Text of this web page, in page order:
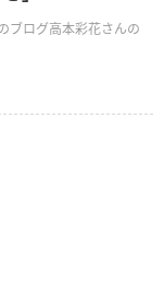
ブログ高本彩花さんの